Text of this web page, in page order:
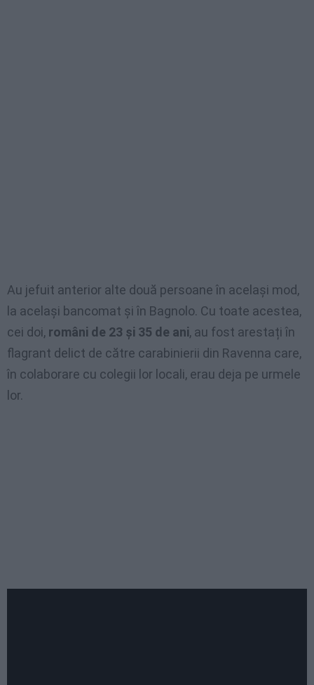
Au jefuit anterior alte două persoane în același mod,
la același bancomat și în Bagnolo. Cu toate acestea,
cei doi, români de 23 și 35 de ani, au fost arestați în
flagrant delict de către carabinierii din Ravenna care,
în colaborare cu colegii lor locali, erau deja pe urmele
lor.